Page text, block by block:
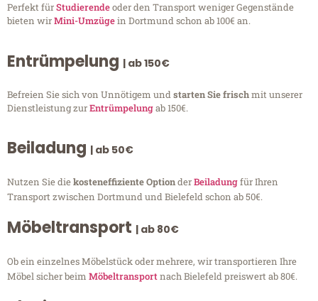
Perfekt fürStudierendeoder den Transport weniger Gegenstände
bieten wirMini-Umzügein Dortmund schon ab 100€ an.
Entrümpelung | ab 150€
Befreien Sie sich von Unnötigem undstarten Sie frischmit unserer
Dienstleistung zurEntrümpelungab 150€.
Beiladung | ab 50€
Nutzen Sie diekosteneffiziente OptionderBeiladungfür Ihren
Transport zwischen Dortmund und Bielefeld schon ab 50€.
Möbeltransport | ab 80€
Ob ein einzelnes Möbelstück oder mehrere, wir transportieren Ihre
Möbel sicher beim Möbeltransportnach Bielefeld preiswert ab 80€.